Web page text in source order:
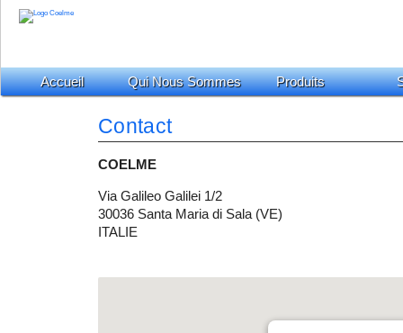
Accueil Qui Nous Sommes Produits
Contact
COELME
Via Galileo Galilei 1/2
30036 Santa Maria di Sala (VE)
ITALIE